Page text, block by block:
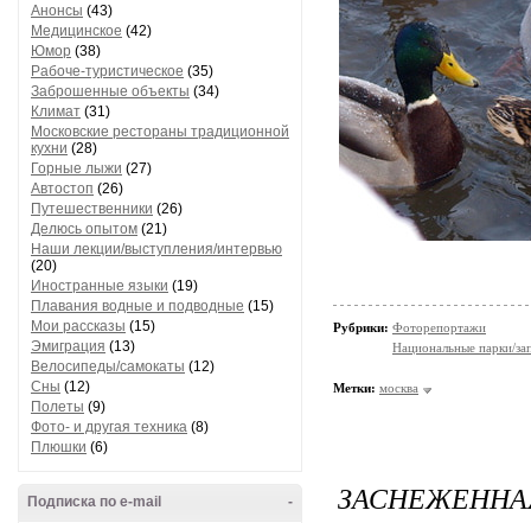
Анонсы (43)
Медицинское (42)
Юмор (38)
Рабоче-туристическое (35)
Заброшенные объекты (34)
Климат (31)
Московские рестораны традиционной
кухни (28)
Горные лыжи (27)
Автостоп (26)
Путешественники (26)
Делюсь опытом (21)
Наши лекции/выступления/интервью
(20)
Иностранные языки (19)
Плавания водные и подводные (15)
Мои рассказы (15)
Эмиграция (13)
Велосипеды/самокаты (12)
Сны (12)
Полеты (9)
Фото- и другая техника (8)
Плюшки (6)
-
Подписка по e-mail
Рубрики: Фоторепортажи
Национальные парки/
Метки: москва